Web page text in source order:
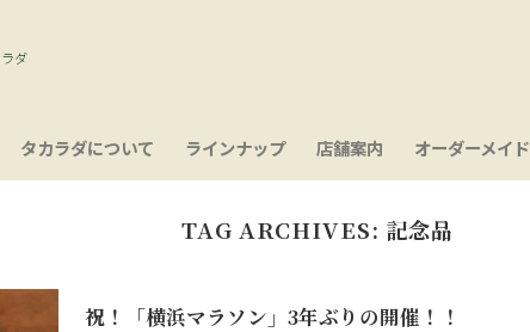
ダ
タカラダについて ラインナップ 店舗案内 オーダーメイド
TAG ARCHIVES: 記念品
祝！「横浜マラソン」3年ぶりの開催！！